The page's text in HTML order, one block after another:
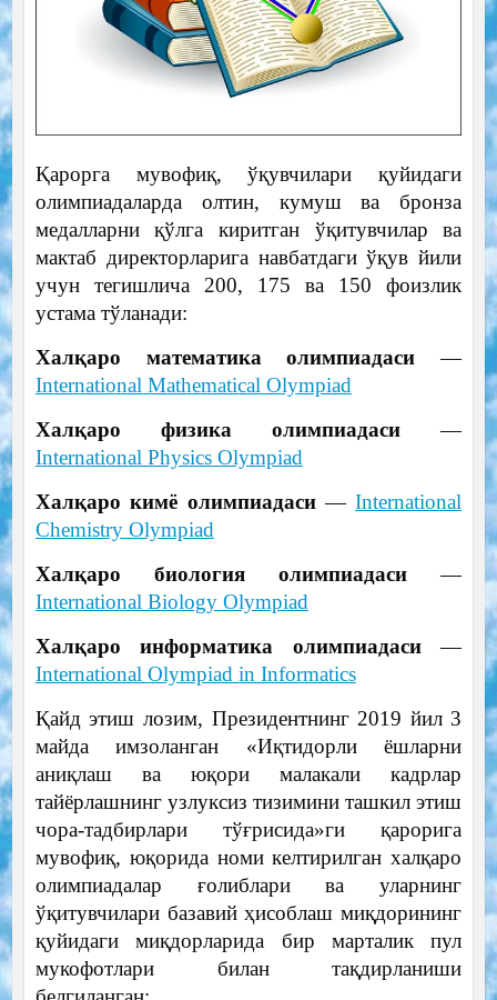
Қарорга мувофиқ, ўқувчилари қуйидаги
олимпиадаларда олтин, кумуш ва бронза
медалларни қўлга киритган ўқитувчилар ва
мактаб директорларига навбатдаги ўқув йили
учун тегишлича 200, 175 ва 150 фоизлик
устама тўланади:
Халқаро математика олимпиадаси —
International Mathematical Olympiad
Халқаро физика олимпиадаси —
International Physics Olympiad
Халқаро кимё олимпиадаси—International
Chemistry Olympiad
Халқаро биология олимпиадаси —
International Biology Olympiad
Халқаро информатика олимпиадаси—
International Olympiad in Informatics
Қайд этиш лозим, Президентнинг 2019 йил 3
майда имзоланган «Иқтидорли ёшларни
аниқлаш ва юқори малакали кадрлар
тайёрлашнинг узлуксиз тизимини ташкил этиш
чора-тадбирлари тўғрисида»ги қарорига
мувофиқ, юқорида номи келтирилган халқаро
олимпиадалар ғолиблари ва уларнинг
ўқитувчилари базавий ҳисоблаш миқдорининг
қуйидаги миқдорларида бир марталик пул
мукофотлари билан тақдирланиши